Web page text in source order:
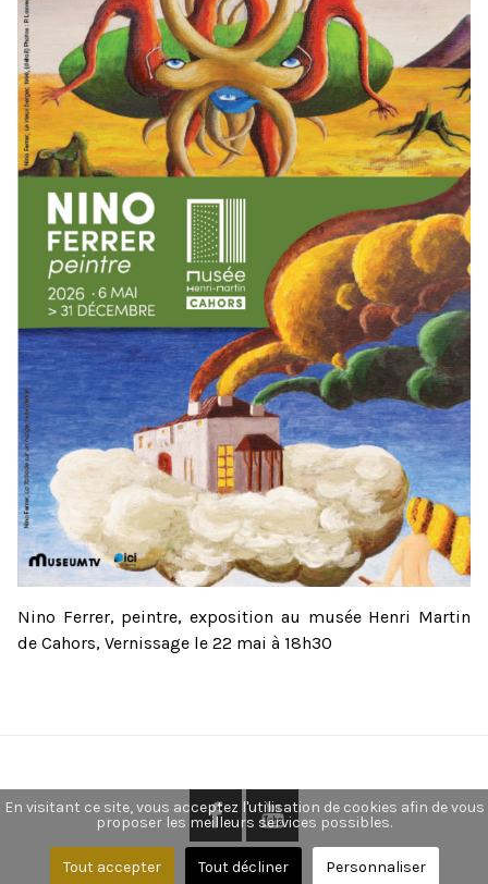
Nino Ferrer, peintre, exposition au musée Henri Martin
de Cahors, Vernissage le 22 mai à 18h30
En visitant ce site, vous acceptez l'utilisation de cookies afin de vous
proposer les meilleurs services possibles.
Tout accepter Tout décliner Personnaliser